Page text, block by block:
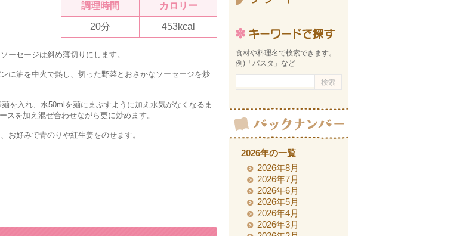
調理時間 カロリー
20分 453kcal
ーセージは斜め薄切りにします。
に油を中火で熱し、切った野菜とおさかなソーセージを炒
麺を入れ、水50mlを麺にまぶすように加え水気がなくなるま
スを加え混ぜ合わせながら更に炒めます。
お好みで青のりや紅生姜をのせます。
食材や料理名で検索できます。
例)「パスタ」など
2026年の一覧
2026年8月
2026年7月
2026年6月
2026年5月
2026年4月
2026年3月